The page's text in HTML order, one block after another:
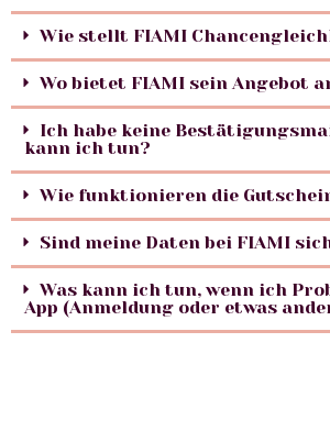
Wie stellt FIAMI
Wo bietet FIAMI sein Angebot
Ich habe keine
kann ich tun?
Wie funktionieren die
Sind meine Daten bei FIAMI
Was kann ich tun, wenn ich
App (Anmeldung oder etwas